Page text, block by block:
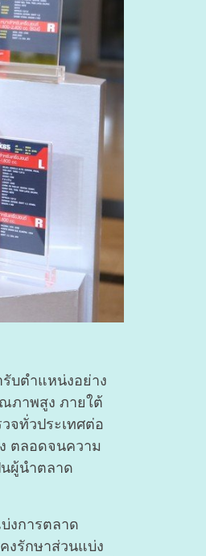
รับตำแหน่งอย่าง
ภาพสูง ภายใต้
จทั่วประเทศต่อ
ตลอดจนความ
นผู้นำตลาด
งการตลาด
งรักษาส่วนแบ่ง